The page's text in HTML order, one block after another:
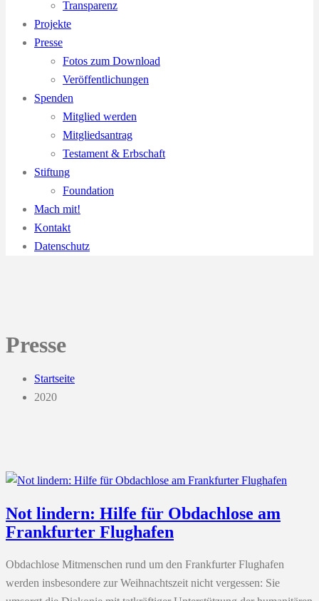
Transparenz
Projekte
Presse
Fotos zum Download
Veröffentlichungen
Spenden
Mitglied werden
Mitgliedsantrag
Testament & Erbschaft
Stiftung
Foundation
Mach mit!
Kontakt
Datenschutz
Presse
Startseite
2020
Not lindern: Hilfe für Obdachlose am
Frankfurter Flughafen
Obdachlose Mitmenschen rund um den Frankfurter Flughafen
werden insbesondere zur Weihnachtszeit nicht vergessen: Sie